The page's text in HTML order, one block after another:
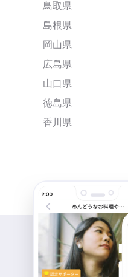
鳥取県
島根県
岡山県
広島県
山口県
徳島県
香川県